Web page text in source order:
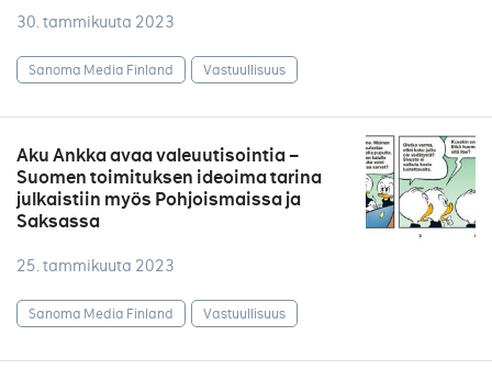
30. tammikuuta 2023
Sanoma Media Finland Vastuullisuus
Aku Ankka avaa valeuutisointia –
Suomen toimituksen ideoima tarina
julkaistiin myös Pohjoismaissa ja
Saksassa
25. tammikuuta 2023
Sanoma Media Finland Vastuullisuus